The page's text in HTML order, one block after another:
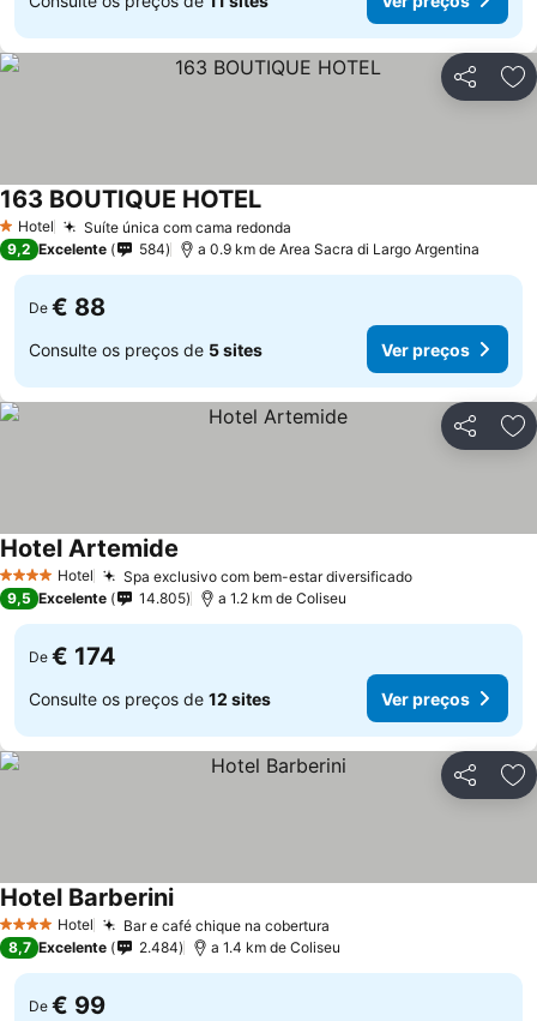
Partilhar
1 Estrelas
Hotel Suíte única com cama redonda
163 BOUTIQUE HOTEL
9,2 Excelente 584 a 0.9 km de Area Sacra di Largo Argentina
De € 88
Consulte os preços de 5 sites Ver preços
Partilhar
4 EstrelasHotel Spa exclusivo com bem-estar diversificado
Hotel Artemide
9,5 Excelente 14.805 a 1.2 km de Coliseu
De € 174
Consulte os preços de 12 sites Ver preços
Partilhar
4 EstrelasHotel Bar e café chique na cobertura
Hotel Barberini
8,7 Excelente 2.484 a 1.4 km de Coliseu
De € 99